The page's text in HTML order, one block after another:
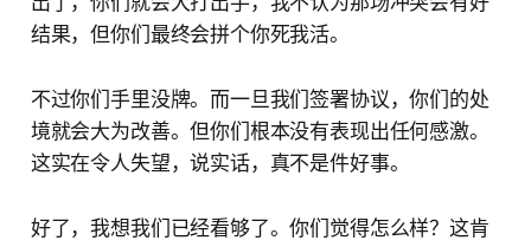
结果，但你们最终会拼个你死我活。
不过你们手里没牌。而一旦我们签署协议，你们的处
境就会大为改善。但你们根本没有表现出任何感激。
这实在令人失望，说实话，真不是件好事。
好了，我想我们已经看够了。你们觉得怎么样？这肯